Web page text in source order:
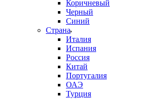
Коричневый
Черный
Синий
Страна
Италия
Испания
Россия
Китай
Португалия
ОАЭ
Турция